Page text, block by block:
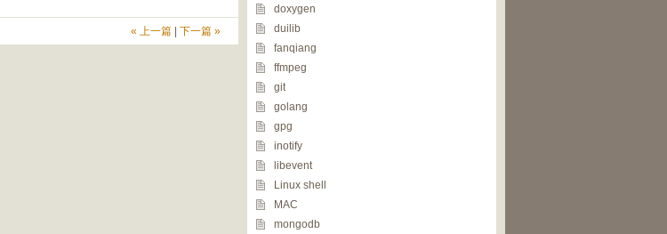
« 上一篇 下一篇 »
doxygen
duilib
fanqiang
ffmpeg
git
golang
gpg
inotify
libevent
Linux shell
MAC
mongodb